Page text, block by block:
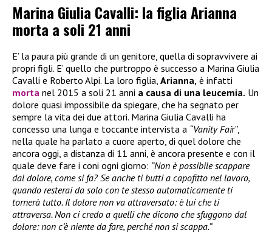
Marina Giulia Cavalli: la figlia Arianna
morta a soli 21 anni
E’ la paura più grande di un genitore, quella di sopravvivere ai
propri figli. E’ quello che purtroppo è successo a Marina Giulia
Cavalli e Roberto Alpi. La loro figlia, Arianna, è infatti
morta nel 2015 a soli 21 anni a causa di una leucemia. Un
dolore quasi impossibile da spiegare, che ha segnato per
sempre la vita dei due attori. Marina Giulia Cavalli ha
concesso una lunga e toccante intervista a “Vanity Fair”,
nella quale ha parlato a cuore aperto, di quel dolore che
ancora oggi, a distanza di 11 anni, è ancora presente e con il
quale deve fare i coni ogni giorno: “Non è possibile scappare
dal dolore, come si fa? Se anche ti butti a capofitto nel lavoro,
quando resterai da solo con te stesso automaticamente ti
tornerà tutto. Il dolore non va attraversato: è lui che ti
attraversa. Non ci credo a quelli che dicono che sfuggono dal
dolore: non c’è niente da fare, perché non si scappa.”